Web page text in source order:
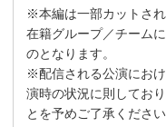
※本編は一部カットさ
在籍グループ／チーム
のとなります。
※配信される公演にお
演時の状況に則してお
とを予めご了承ください